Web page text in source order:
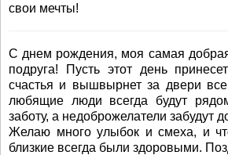
свои мечты!
С днем рождения, моя самая
подруга! Пусть этот день
счастья и вышвырнет за двери
любящие люди всегда будут
заботу, а недоброжелатели забудут
Желаю много улыбок и смеха, и
близкие всегда были здоровыми.